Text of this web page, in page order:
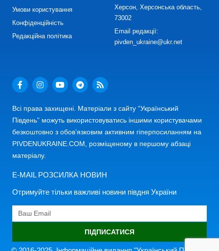
Умови користування
Конфіденційність
Редакційна політика
Херсон, Херсонська область,
73002
Email редакції:
pivden_ukraine@ukr.net
Всі права захищені. Матеріали з сайту “Український
Південь” можуть використовуватись іншими користувачами
безкоштовно з обов’язковим активним гіперпосиланням на
PIVDENUKRAINE.COM, розміщеному в першому абзаці
матеріалу.
E-MAIL РОЗСИЛКА НОВИН
Отримуйте тільки важливі новини півдня України
ПІДПИСАТИСЯ